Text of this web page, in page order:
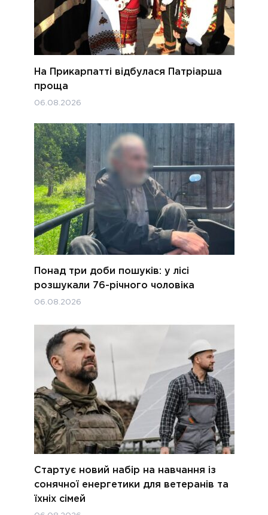
На Прикарпатті відбулася Патріарша
проща
06.08.2026
Понад три доби пошуків: у лісі
розшукали 76-річного чоловіка
06.08.2026
Стартує новий набір на навчання із
сонячної енергетики для ветеранів та
їхніх сімей